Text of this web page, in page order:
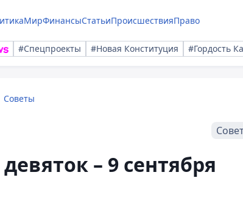
МирФинансыСтатьиПроисшествияПраво
#Спецпроекты #Новая Конституция #Гордость
Советы
– 9 сентября